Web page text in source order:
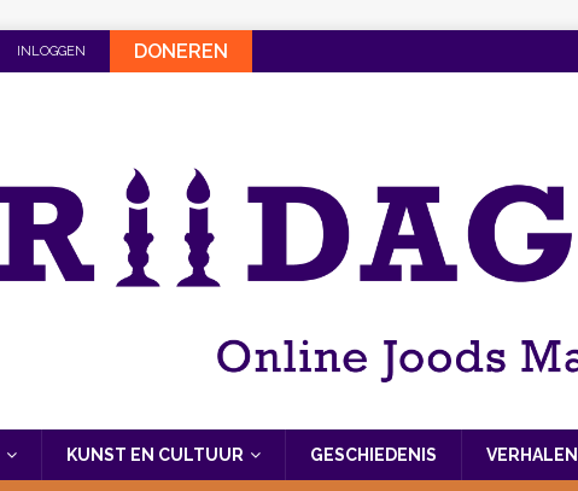
INLOGGEN DONEREN
KUNST EN CULTUUR GESCHIEDENIS VERHALEN